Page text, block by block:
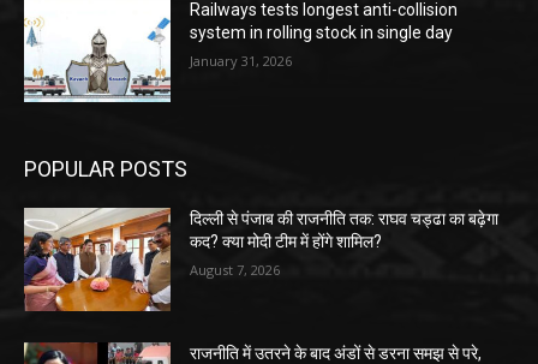
Railways tests longest anti-collision
system in rolling stock in single day
January 31, 2026
POPULAR POSTS
दिल्ली से पंजाब की राजनीति तक: राघव चड्ढा का बढ़ेगा
कद? क्या मोदी टीम में होंगे शामिल?
August 7, 2026
राजनीति में उतरने के बाद अंडों से डरना समझ से परे,